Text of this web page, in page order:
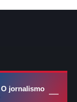
O jornalismo